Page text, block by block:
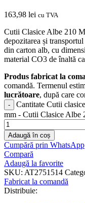
163,98 lei cu TVA
Cutii Clasice Albe 210
depozitarea și
din carton alb, cu
material CO3 de înaltă
Produs fabricat la
comandă. Termenul
lucrătoare, după care
Cantitate Cutii
mm - Cutii Clasice Albe
Adaugă în coș
Cumpără prin WhatsApp
Compară
Adaugă la favorite
SKU: AT2751514
Fabricat la comandă
Distribuie: